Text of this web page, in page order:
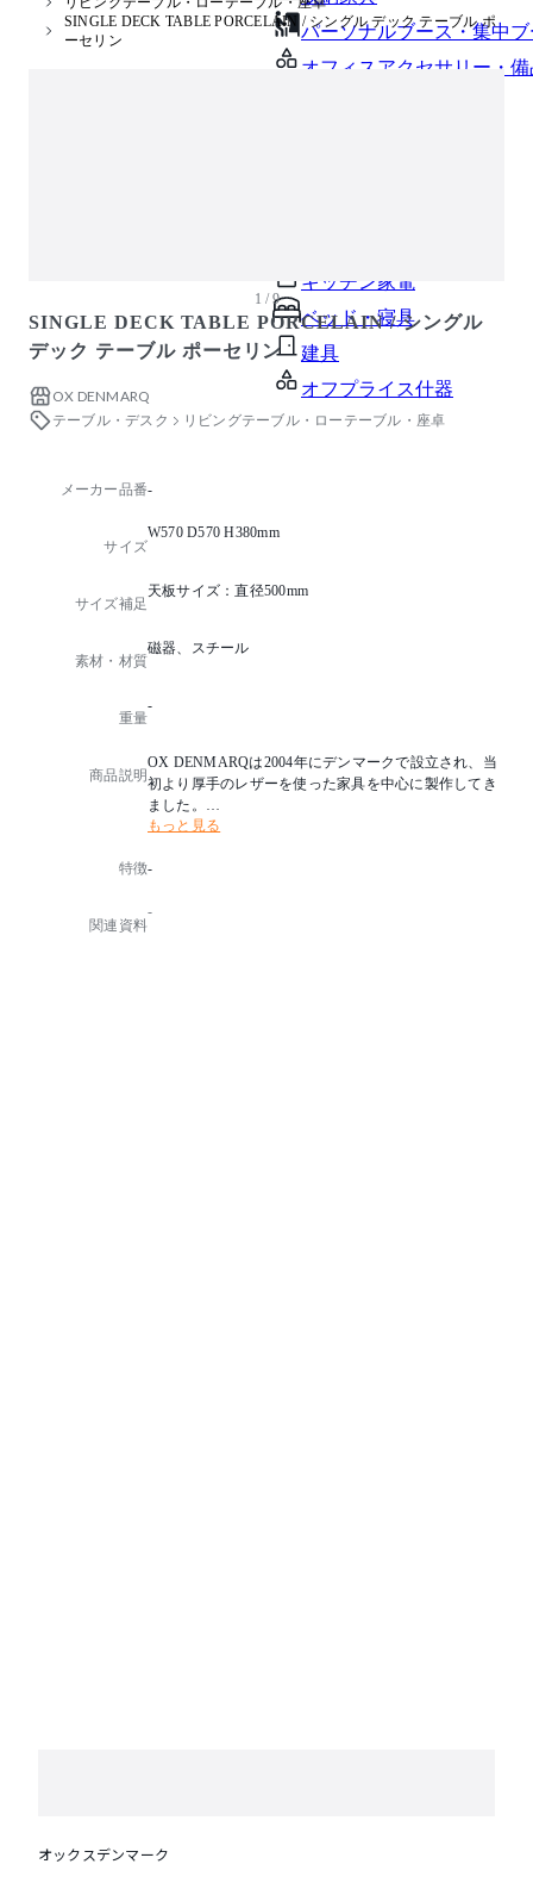
パーソナルブース・集中
オフィスアクセサリー・備
キッチン家電
ベッド・寝具
建具
オフプライス什器
SINGLE DECK TABLE PORCELAIN / シングル デック テーブル ポ
ーセリン
1 / 9
SINGLE DECK TABLE PORCELAIN / シングル
デック テーブル ポーセリン
OX DENMARQ
テーブル・デスク
リビングテーブル・ローテーブル・座卓
メーカー品番-
サイズ
W570 D570 H380mm
サイズ補足
天板サイズ：直径500mm
素材・材質
磁器、スチール
重量
-
商品説明
OX DENMARQは2004年にデンマークで設立され、当
初より厚手のレザーを使った家具を中心に製作してき
ました。
これまでの大理石のテーブルに加え、よりどんな空間
ップに加わりました。
ーゲンのデンマーク王立芸術アカデミーでデザインを
もっと見る
特徴-
関連資料
-
オックスデンマーク